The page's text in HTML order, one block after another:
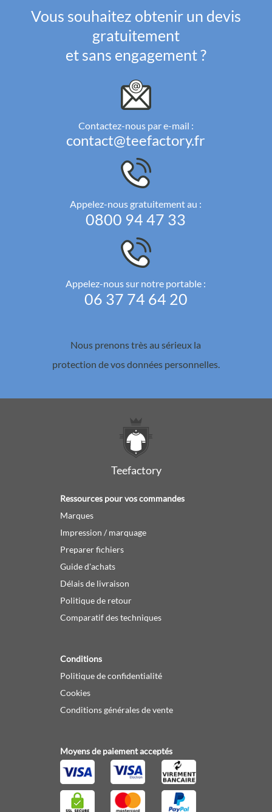
Vous souhaitez obtenir un devis
gratuitement
et sans engagement ?
Contactez-nous par e-mail :
contact@teefactory.fr
Appelez-nous gratuitement au :
0800 94 47 33
Appelez-nous sur notre portable :
06 37 74 64 20
Nous prenons très au sérieux la
protection de vos données personnelles.
Teefactory
Ressources pour vos commandes
Marques
Impression / marquage
Preparer fichiers
Guide d'achats
Délais de livraison
Politique de retour
Comparatif des techniques
Conditions
Politique de confidentialité
Cookies
Conditions générales de vente
Moyens de paiement acceptés